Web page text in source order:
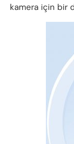
kamera için bir